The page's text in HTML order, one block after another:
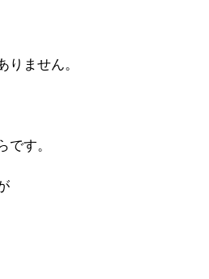
りません。
です。